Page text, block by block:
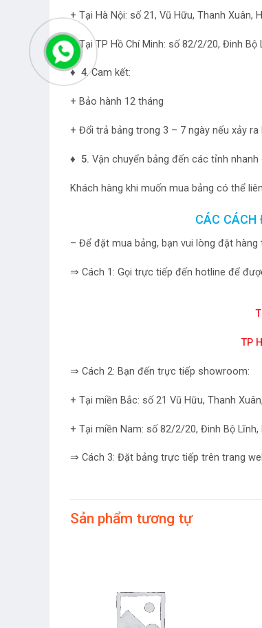
+ Tại Hà Nội: số 21, Vũ Hữu, Thanh Xuân,
+ Tại TP Hồ Chí Minh: số 82/2/20, Đinh Bộ
♦ 4. Cam kết:
+ Bảo hành 12 tháng
+ Đổi trả bảng trong 3 – 7 ngày nếu xảy
♦ 5. Vận chuyển bảng đến các tỉnh nhanh
Khách hàng khi muốn mua bảng có thể
CÁC CÁCH
– Để đặt mua bảng, bạn vui lòng đặt hàng
⇒ Cách 1: Gọi trực tiếp đến hotline để
TP
⇒ Cách 2: Bạn đến trực tiếp showroom:
+ Tại miền Bắc: số 21 Vũ Hữu, Thanh
+ Tại miền Nam: số 82/2/20, Đinh Bộ Lĩnh,
⇒ Cách 3: Đặt bảng trực tiếp trên trang
Sản phẩm tương tự